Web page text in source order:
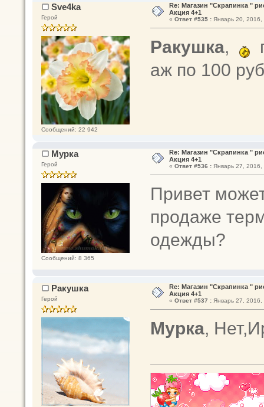
Sve4ka
Герой
Сообщений: 22 942
Re: Магазин "Скрапинка "
Акция 4+1
« Ответ #535 :Январь 20, 2016,
Ракушка,
аж по 100
Мурка
Герой
Сообщений: 8 365
Re: Магазин "Скрапинка "
Акция 4+1
« Ответ #536 :Январь 27, 2016,
Привет
продаже
одежды?
Ракушка
Герой
Re: Магазин "Скрапинка "
Акция 4+1
« Ответ #537 :Январь 27, 2016,
Мурка,